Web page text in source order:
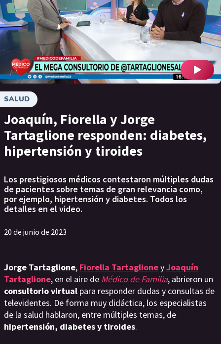
SALUD
Joaquín, Fiorella y Jorge
Tartaglione responden: diabetes,
hipertensión y tiroides
Los prestigiosos médicos contestaron múltiples dudas
de pacientes sobre temas de gran relevancia como,
por ejemplo, hipertensión y diabetes. Todos los
detalles en el video.
20 de junio de 2023
Jorge Tartaglione, Fiorella TartaglioneyJoaquín
Tartaglione, en el aire de Médico de Familia, abrieron un
consultorio virtual para responder dudas y consultas de
televidentes. De forma muy didáctica, los especialistas
de la salud hablaron, entre múltiples temas, de
hipertensión, diabetes y tiroides.